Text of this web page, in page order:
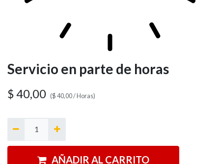
Servicio en parte de horas
$40,00 ($40,00/Horas)
AÑADIR AL CARRITO